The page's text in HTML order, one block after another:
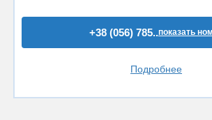
+38 (056) 785..показать
Подробнее